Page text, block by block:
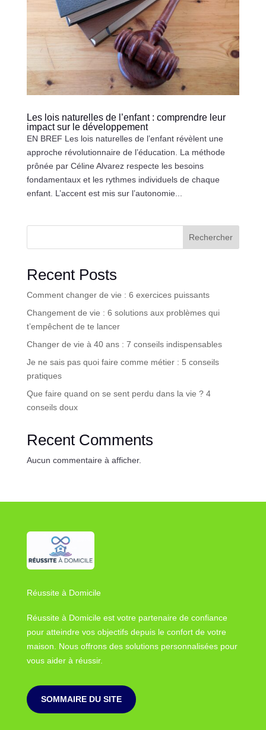
Les lois naturelles de l’enfant : comprendre leur
impact sur le développement
EN BREF Les lois naturelles de l’enfant révèlent une
approche révolutionnaire de l’éducation. La méthode
prônée par Céline Alvarez respecte les besoins
fondamentaux et les rythmes individuels de chaque
enfant. L’accent est mis sur l’autonomie...
Rechercher
Recent Posts
Comment changer de vie : 6 exercices puissants
Changement de vie : 6 solutions aux problèmes qui
t’empêchent de te lancer
Changer de vie à 40 ans : 7 conseils indispensables
Je ne sais pas quoi faire comme métier : 5 conseils
pratiques
Que faire quand on se sent perdu dans la vie ? 4
conseils doux
Recent Comments
Aucun commentaire à afficher.
Réussite à Domicile
Réussite à Domicile est votre partenaire de confiance
pour atteindre vos objectifs depuis le confort de votre
maison. Nous offrons des solutions personnalisées pour
vous aider à réussir.
SOMMAIRE DU SITE